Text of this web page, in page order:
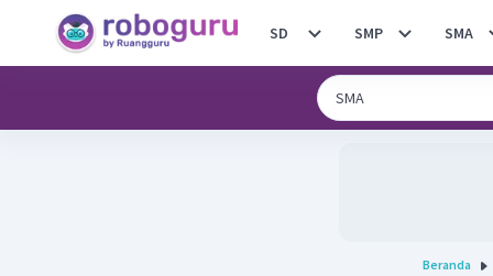
SD SMP SMA
Beranda